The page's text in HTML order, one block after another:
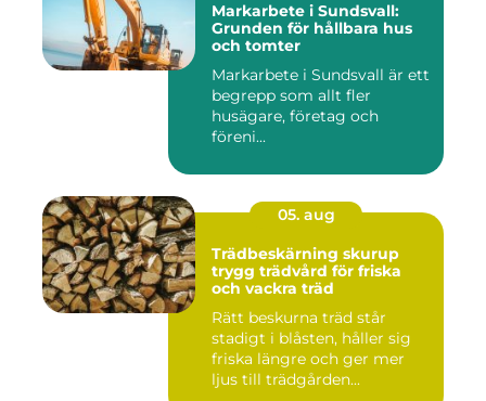
Markarbete i Sundsvall:
Grunden för hållbara hus
och tomter
Markarbete i Sundsvall är ett
begrepp som allt fler
husägare, företag och
föreni...
05. aug
Trädbeskärning skurup
trygg trädvård för friska
och vackra träd
Rätt beskurna träd står
stadigt i blåsten, håller sig
friska längre och ger mer
ljus till trädgården...